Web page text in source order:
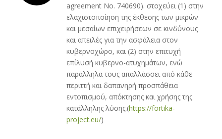
agreement No. 740690). στοχεύει (1) στην
ελαχιστοποίηση της έκθεσης των μικρών
και μεσαίων επιχειρήσεων σε κινδύνους
και απειλές για την ασφάλεια στον
κυβερνοχώρο, και (2) στην επιτυχή
επίλυσή κυβερνο-ατυχημάτων, ενώ
παράλληλα τους απαλλάσσει από κάθε
περιττή και δαπανηρή προσπάθεια
εντοπισμού, απόκτησης και χρήσης της
κατάλληλης λύσης.(https://fortika-
project.eu/)